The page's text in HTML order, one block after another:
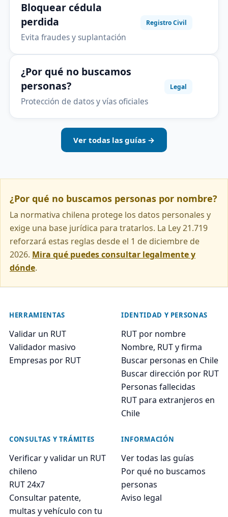
Bloquear cédula
perdida
Evita fraudes y suplantación
Registro Civil
¿Por qué no buscamos
personas?
Protección de datos y vías oficiales
Legal
Ver todas las guías →
¿Por qué no buscamos personas por nombre?
La normativa chilena protege los datos personales y
exige una base jurídica para tratarlos. La Ley 21.719
reforzará estas reglas desde el 1 de diciembre de
2026. Mira qué puedes consultar legalmente y
dónde.
HERRAMIENTAS
Validar un RUT
Validador masivo
Empresas por RUT
IDENTIDAD Y PERSONAS
RUT por nombre
Nombre, RUT y firma
Buscar personas en Chile
Buscar dirección por RUT
Personas fallecidas
RUT para extranjeros en
Chile
CONSULTAS Y TRÁMITES
Verificar y validar un RUT
chileno
RUT 24x7
Consultar patente,
multas y vehículo con tu
INFORMACIÓN
Ver todas las guías
Por qué no buscamos
personas
Aviso legal